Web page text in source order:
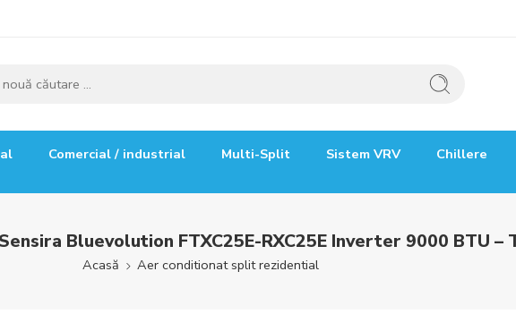
Comercial / industrial Multi-Split Sistem VRV Chillere
Bluevolution FTXC25E-RXC25E Inverter 9000 BTU –
Acasă Aer conditionat split rezidential